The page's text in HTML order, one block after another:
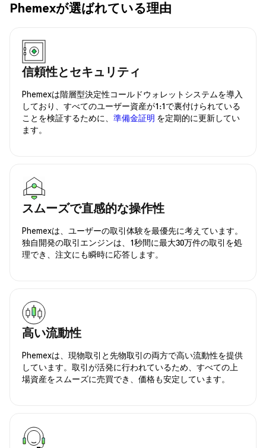
Phemexが選ばれている理由
信頼性とセキュリティ
Phemexは階層型決定性コールドウォレットシステムを導入
しており、すべてのユーザー資産が1:1で裏付けられている
ことを検証するために、 準備金証明 を定期的に更新してい
ます。
スムーズで直感的な操作性
Phemexは、ユーザーの取引体験を最優先に考えています。
独自開発の取引エンジンは、1秒間に最大30万件の取引を処
理でき、注文にも瞬時に応答します。
高い流動性
Phemexは、現物取引と先物取引の両方で高い流動性を提供
しています。取引が活発に行われているため、すべての上
場資産をスムーズに売買でき、価格も安定しています。